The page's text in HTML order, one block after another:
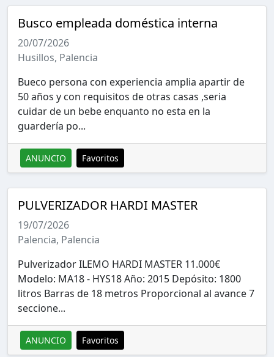
Busco empleada doméstica interna
20/07/2026
Husillos, Palencia
Bueco persona con experiencia amplia apartir de
50 años y con requisitos de otras casas ,seria
cuidar de un bebe enquanto no esta en la
guardería po...
ANUNCIO Favoritos
PULVERIZADOR HARDI MASTER
19/07/2026
Palencia, Palencia
Pulverizador ILEMO HARDI MASTER 11.000€
Modelo: MA18 - HYS18 Año: 2015 Depósito: 1800
litros Barras de 18 metros Proporcional al avance 7
seccione...
ANUNCIO Favoritos